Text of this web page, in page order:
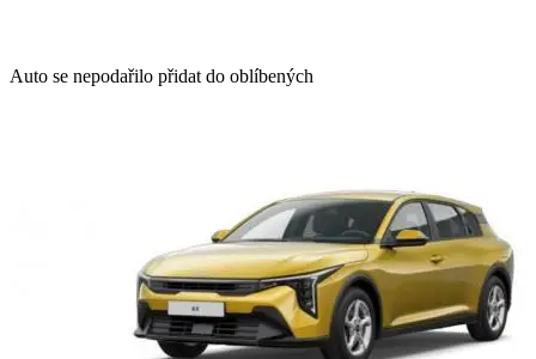
Auto se nepodařilo přidat do oblíbených